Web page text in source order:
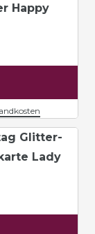
Happy
Glitter-
Lady